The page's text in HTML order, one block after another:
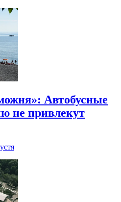
Автобусные
не привлекут